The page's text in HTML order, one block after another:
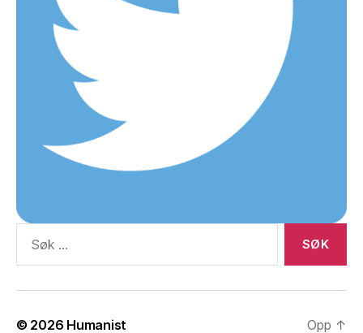
etter:
© 2026 Humanist Opp ↑